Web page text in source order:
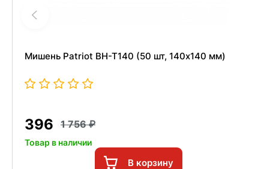
Мишень Patriot BH-T140 (50 шт, 140x140 мм)
396 1 756
Товар в наличии
В корзину